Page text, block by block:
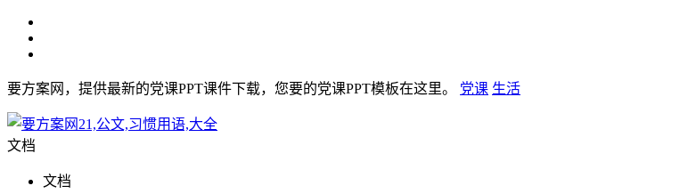
要方案网，提供最新的党课PPT课件下载，您要的党课PPT模板在这里。 党课 生活
文档
文档